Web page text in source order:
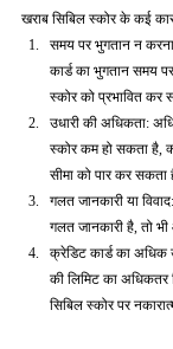
खराब सिबिल स्कोर के कई
समय पर भुगतान न
कार्ड का भुगतान समय
स्कोर को प्रभावित कर
उधारी की अधिकता:
स्कोर कम हो सकता है,
सीमा को पार कर सकता
गलत जानकारी या
गलत जानकारी है, तो
क्रेडिट कार्ड का
की लिमिट का
सिबिल स्कोर पर